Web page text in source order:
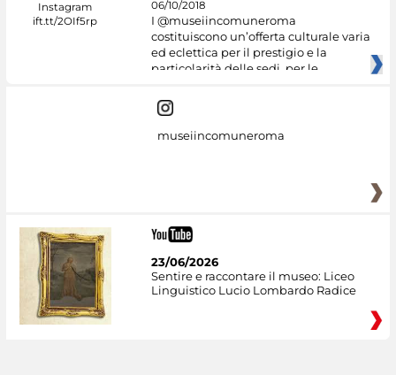
06/10/2018
I @museiincomuneroma
costituiscono un’offerta culturale varia
ed eclettica per il prestigio e la
particolarità delle sedi, per le
museiincomuneroma
23/06/2026
Sentire e raccontare il museo: Liceo
Linguistico Lucio Lombardo Radice